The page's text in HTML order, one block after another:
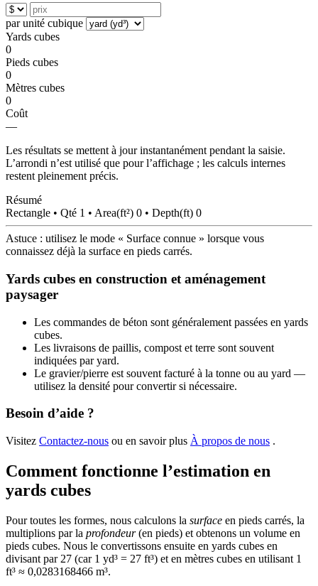
par unité cubique
Yards cubes
0
Pieds cubes
0
Mètres cubes
0
Coût
—
Les résultats se mettent à jour instantanément pendant la saisie.
L’arrondi n’est utilisé que pour l’affichage ; les calculs internes
restent pleinement précis.
Résumé
Rectangle • Qté 1 • Area(ft²) 0 • Depth(ft) 0
Astuce : utilisez le mode « Surface connue » lorsque vous
connaissez déjà la surface en pieds carrés.
Yards cubes en construction et aménagement
paysager
Les commandes de béton sont généralement passées en yards
cubes.
Les livraisons de paillis, compost et terre sont souvent
indiquées par yard.
Le gravier/pierre est souvent facturé à la tonne ou au yard —
utilisez la densité pour convertir si nécessaire.
Besoin d’aide ?
Visitez Contactez-nous ou en savoir plus À propos de nous .
Comment fonctionne l’estimation en
yards cubes
Pour toutes les formes, nous calculons la surface en pieds carrés, la
multiplions par la profondeur(en pieds) et obtenons un volume en
pieds cubes. Nous le convertissons ensuite en yards cubes en
divisant par 27 (car 1 yd³ = 27 ft³) et en mètres cubes en utilisant 1
ft³ ≈ 0,0283168466 m³.